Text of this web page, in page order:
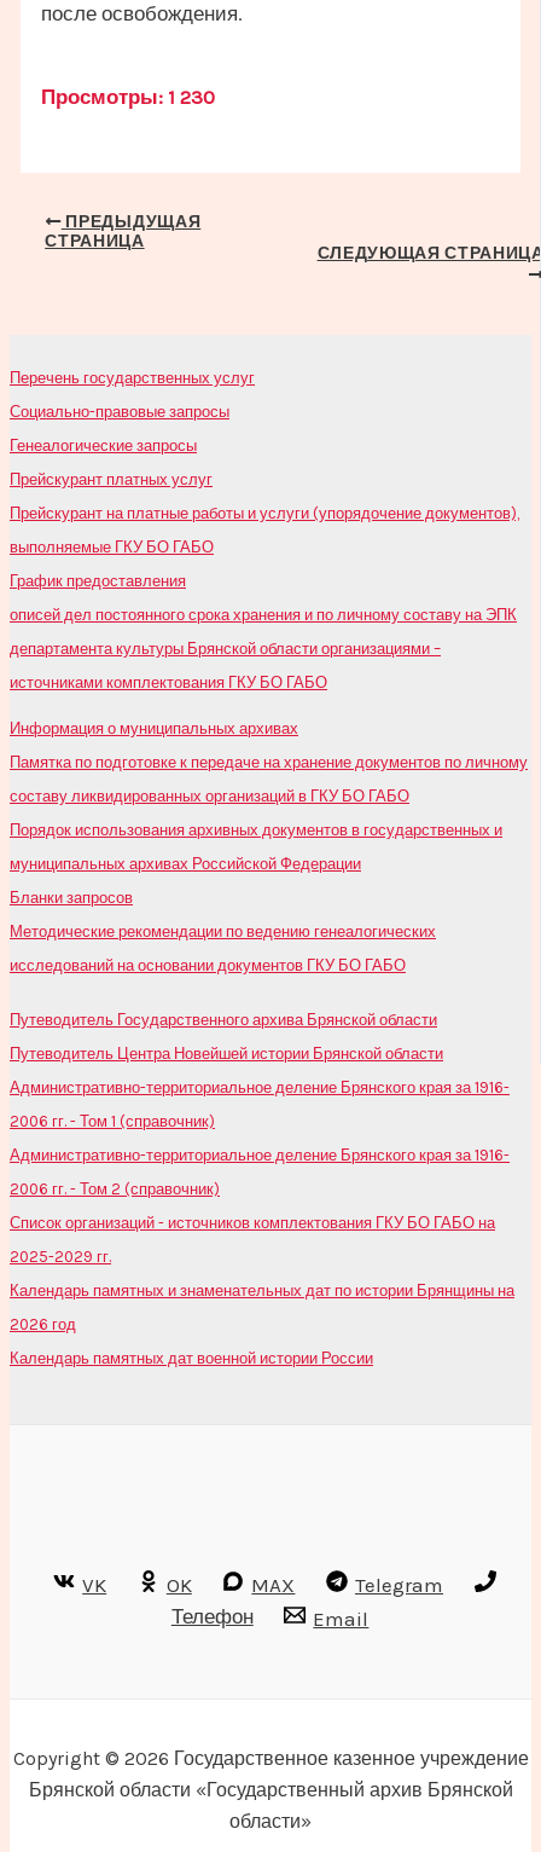
после освобождения.
Просмотры: 1 230
Навигация
ПРЕДЫДУЩАЯ
СТРАНИЦА
СЛЕДУЮЩАЯ
Перечень государственных услуг
Социально-правовые запросы
Генеалогические запросы
Прейскурант платных услуг
Прейскурант на платные работы и услуги (упорядочение документов),
выполняемые ГКУ БО ГАБО
График предоставления
описей дел постоянного срока хранения и по личному составу на ЭПК
департамента культуры Брянской области организациями –
источниками комплектования ГКУ БО ГАБО
Информация о муниципальных архивах
Памятка по подготовке к передаче на хранение документов по личному
составу ликвидированных организаций в ГКУ БО ГАБО
Порядок использования архивных документов в государственных и
муниципальных архивах Российской Федерации
Бланки запросов
Методические рекомендации по ведению генеалогических
исследований на основании документов ГКУ БО ГАБО
Путеводитель Государственного архива Брянской области
Путеводитель Центра Новейшей истории Брянской области
Административно-территориальное деление Брянского края за 1916-
2006 гг. - Том 1 (справочник)
Административно-территориальное деление Брянского края за 1916-
2006 гг. - Том 2 (справочник)
Список организаций - источников комплектования ГКУ БО ГАБО на
2025-2029 гг.
Календарь памятных и знаменательных дат по истории Брянщины на
2026 год
Календарь памятных дат военной истории России
VK OK MAX
Telegram
Телефон
Email
Copyright © 2026 Государственное казенное учреждение
Брянской области «Государственный архив Брянской
области»